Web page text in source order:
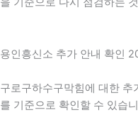
용인흥신소 추가 안내 확인
구로구하수구막힘에 대한 추
를 기준으로 확인할 수 있습